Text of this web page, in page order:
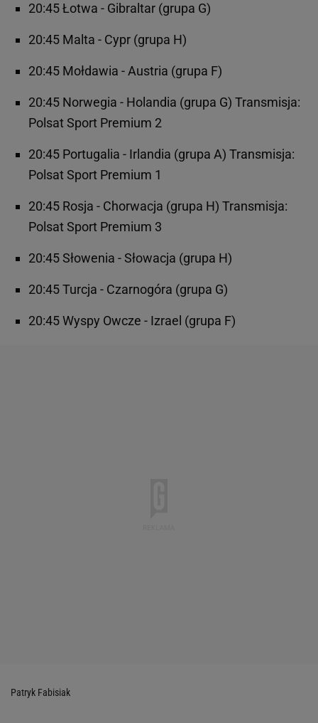
20:45 Łotwa - Gibraltar (grupa G)
20:45 Malta - Cypr (grupa H)
20:45 Mołdawia - Austria (grupa F)
20:45 Norwegia - Holandia (grupa G) Transmisja:
Polsat Sport Premium 2
20:45 Portugalia - Irlandia (grupa A) Transmisja:
Polsat Sport Premium 1
20:45 Rosja - Chorwacja (grupa H) Transmisja:
Polsat Sport Premium 3
20:45 Słowenia - Słowacja (grupa H)
20:45 Turcja - Czarnogóra (grupa G)
20:45 Wyspy Owcze - Izrael (grupa F)
Patryk Fabisiak